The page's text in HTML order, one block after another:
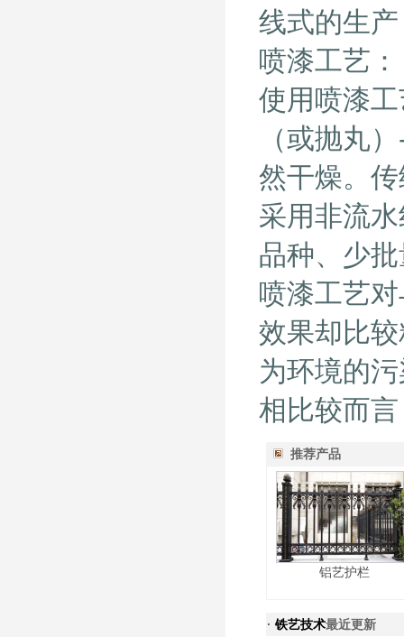
线式的生
喷漆工艺：
使用喷漆
（或抛丸
然干燥。
采用非流
品种、少
喷漆工艺
效果却比
为环境的
相比较而
推荐产品
铝艺护栏
· 铁艺技术最近更新